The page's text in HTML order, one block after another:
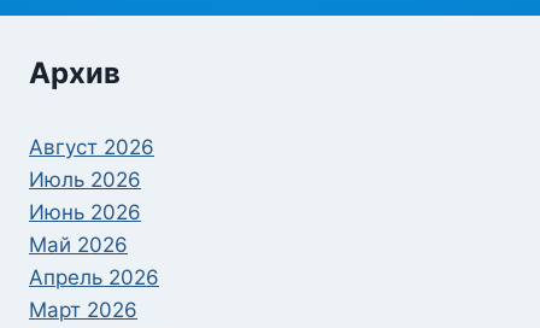
Архив
Август 2026
Июль 2026
Июнь 2026
Май 2026
Апрель 2026
Март 2026